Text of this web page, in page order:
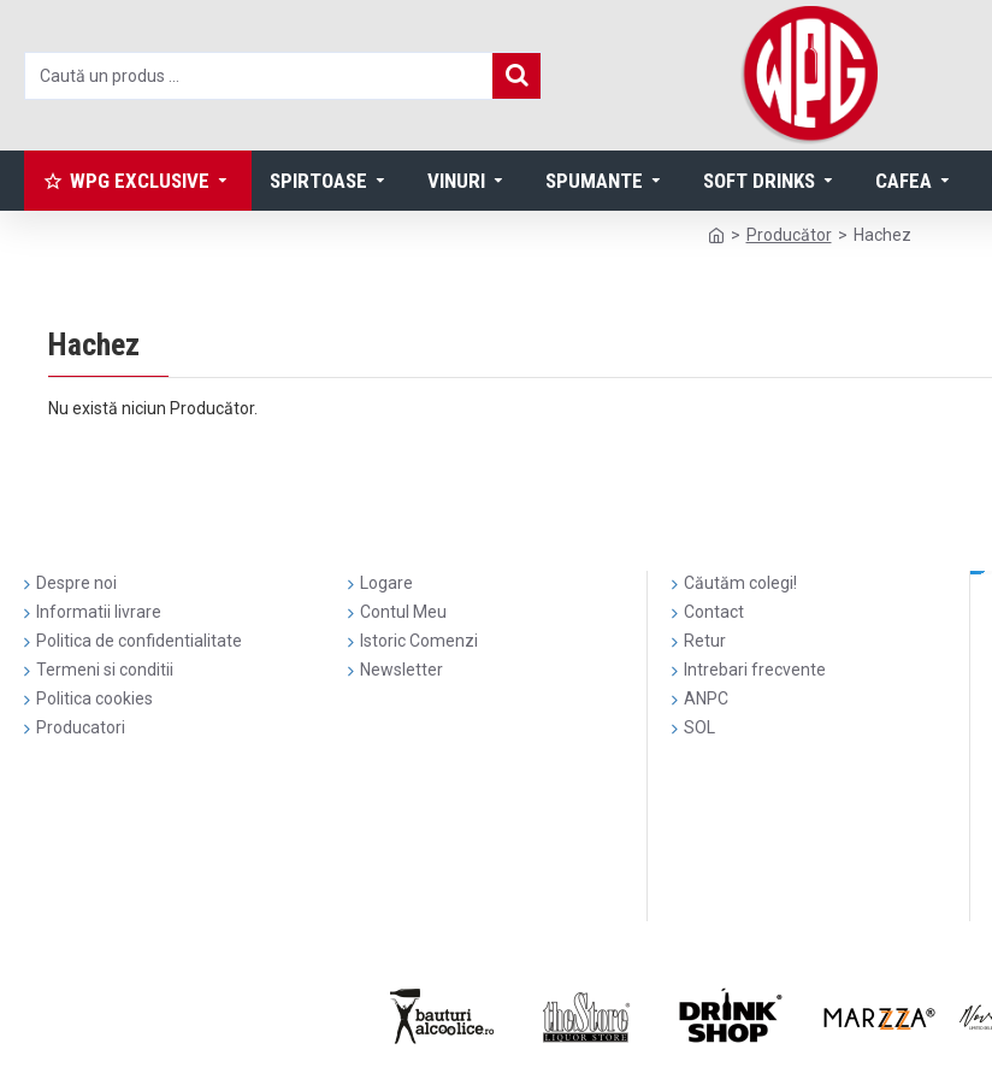
WPG EXCLUSIVE SPIRTOASE VINURI SPUMANTE SOFT DRINKS CAFEA
Producător Hachez
Hachez
Nu există niciun Producător.
Despre noi
Informatii livrare
Politica de confidentialitate
Termeni si conditii
Politica cookies
Producatori
Logare
Contul Meu
Istoric Comenzi
Newsletter
Căutăm colegi!
Contact
Retur
Intrebari frecvente
ANPC
SOL